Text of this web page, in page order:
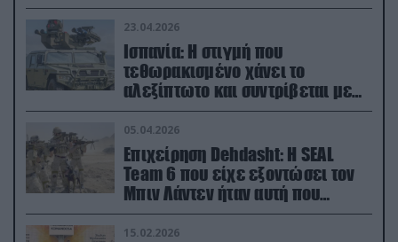
23.04.2026
Ισπανία: Η στιγμή που
τεθωρακισμένο χάνει το
αλεξίπτωτο και συντρίβεται με
ορμή στο έδαφος (βίντεο)
05.04.2026
Επιχείρηση Dehdasht: Η SEAL
Team 6 που είχε εξοντώσει τον
Μπιν Λάντεν ήταν αυτή που
διέσωσε τον πιλότο του F-15
15.02.2026